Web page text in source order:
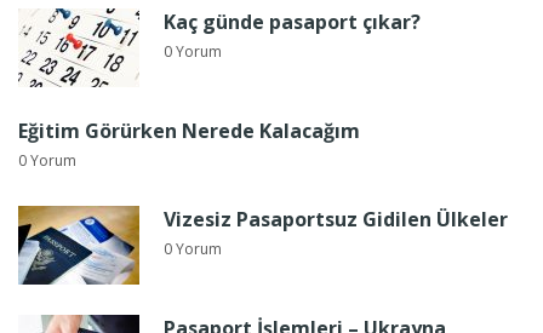
Kaç günde pasaport çıkar?
0 Yorum
Eğitim Görürken Nerede Kalacağım
0 Yorum
Vizesiz Pasaportsuz Gidilen Ülkeler
0 Yorum
Pasaport İşlemleri – Ukrayna